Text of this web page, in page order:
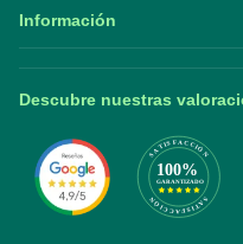
Información
Descubre nuestras